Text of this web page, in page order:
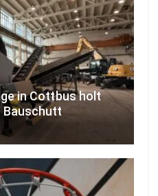
in Cottbus holt
Bauschutt